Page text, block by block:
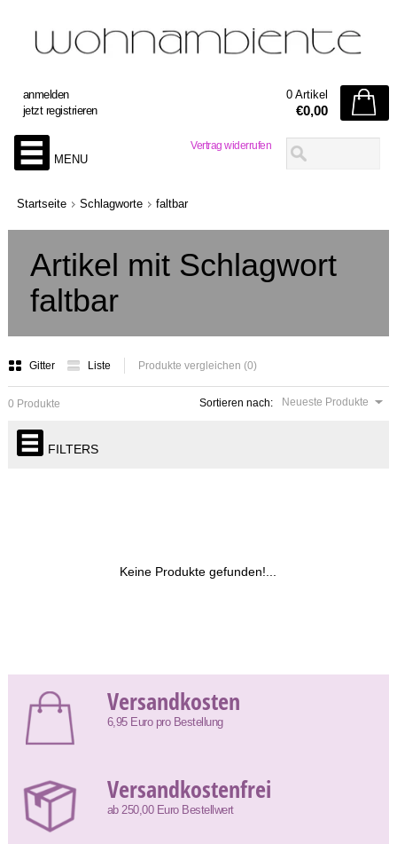
Vertrag widerrufen
anmelden
jetzt registrieren
0 Artikel
€0,00
MENU
Startseite Schlagworte faltbar
Artikel mit Schlagwort
faltbar
Gitter Liste Produkte vergleichen (0)
Sortieren nach: Neueste Produkte
0 Produkte
FILTERS
Keine Produkte gefunden!...
Versandkosten
6,95 Euro pro Bestellung
Versandkostenfrei
ab 250,00 Euro Bestellwert